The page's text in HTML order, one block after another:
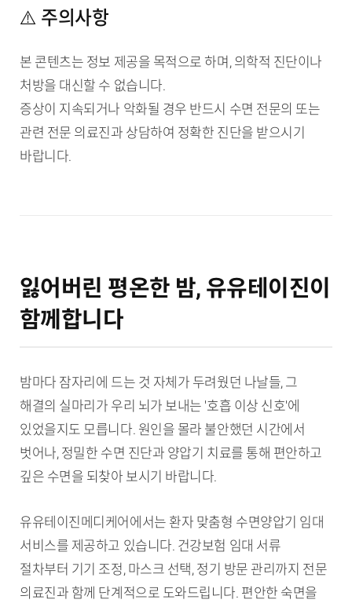
⚠️ 주의사항
본 콘텐츠는 정보 제공을 목적으로 하며, 의학적 진단이나
처방을 대신할 수 없습니다.
증상이 지속되거나 악화될 경우 반드시 수면 전문의 또는
관련 전문 의료진과 상담하여 정확한 진단을 받으시기
바랍니다.
잃어버린 평온한 밤, 유유테이진이
함께합니다
밤마다 잠자리에 드는 것 자체가 두려웠던 나날들, 그
해결의 실마리가 우리 뇌가 보내는 '호흡 이상 신호'에
있었을지도 모릅니다. 원인을 몰라 불안했던 시간에서
벗어나, 정밀한 수면 진단과 양압기 치료를 통해 편안하고
깊은 수면을 되찾아 보시기 바랍니다.
유유테이진메디케어에서는 환자 맞춤형 수면양압기 임대
서비스를 제공하고 있습니다. 건강보험 임대 서류
절차부터 기기 조정, 마스크 선택, 정기 방문 관리까지 전문
의료진과 함께 단계적으로 도와드립니다. 편안한 숙면을